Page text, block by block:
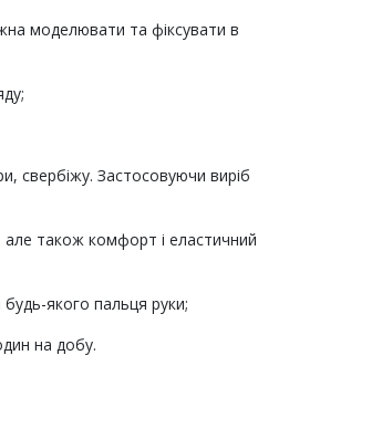
моделювати та фіксувати в
свербіжу. Застосовуючи виріб
але також комфорт і еластичний
якого пальця руки;
на добу.